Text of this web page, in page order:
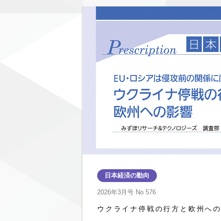
日本経済の動向
2026年3月号 No 576
ウクライナ停戦の行方と欧州へ